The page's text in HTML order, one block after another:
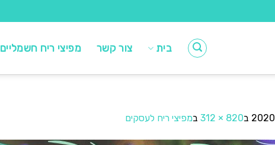
בית צור קשר מפיצי ריח חשמליים
ב820 × 312 במפיצי ריח לעסקים